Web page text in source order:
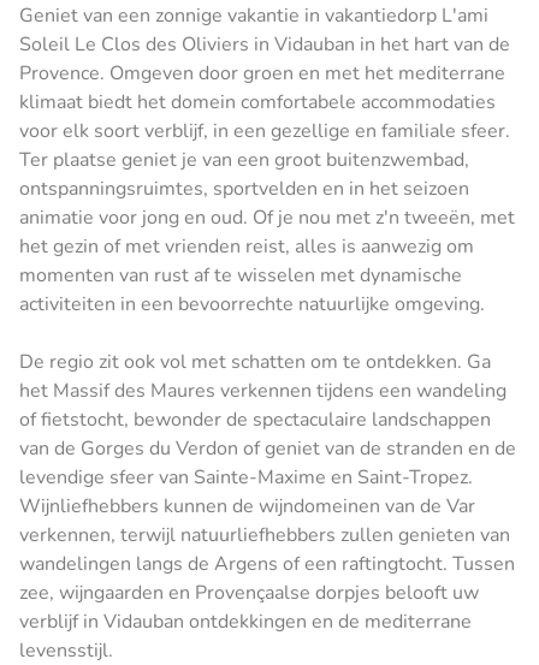
Geniet van een zonnige vakantie in vakantiedorp L'ami
Soleil Le Clos des Oliviers in Vidauban in het hart van de
Provence. Omgeven door groen en met het mediterrane
klimaat biedt het domein comfortabele accommodaties
voor elk soort verblijf, in een gezellige en familiale sfeer.
Ter plaatse geniet je van een groot buitenzwembad,
ontspanningsruimtes, sportvelden en in het seizoen
animatie voor jong en oud. Of je nou met z'n tweeën, met
het gezin of met vrienden reist, alles is aanwezig om
momenten van rust af te wisselen met dynamische
activiteiten in een bevoorrechte natuurlijke omgeving.
De regio zit ook vol met schatten om te ontdekken. Ga
het Massif des Maures verkennen tijdens een wandeling
of fietstocht, bewonder de spectaculaire landschappen
van de Gorges du Verdon of geniet van de stranden en de
levendige sfeer van Sainte-Maxime en Saint-Tropez.
Wijnliefhebbers kunnen de wijndomeinen van de Var
verkennen, terwijl natuurliefhebbers zullen genieten van
wandelingen langs de Argens of een raftingtocht. Tussen
zee, wijngaarden en Provençaalse dorpjes belooft uw
verblijf in Vidauban ontdekkingen en de mediterrane
levensstijl.